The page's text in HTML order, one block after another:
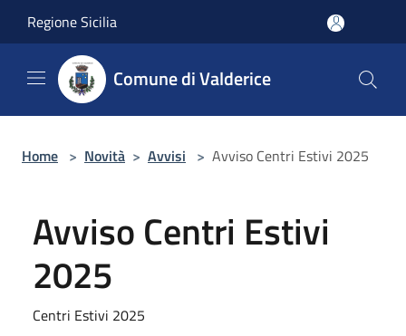
Regione Sicilia
Comune di Valderice
Home > Novità > Avvisi > Avviso Centri Estivi 2025
Avviso Centri Estivi
2025
Centri Estivi 2025